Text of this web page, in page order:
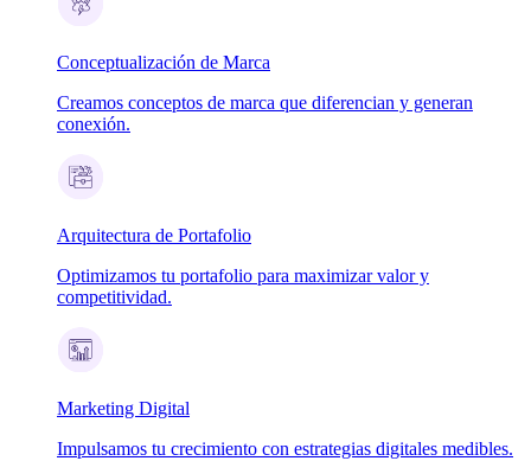
Conceptualización de Marca
Creamos conceptos de marca que diferencian y generan
conexión.
Arquitectura de Portafolio
Optimizamos tu portafolio para maximizar valor y
competitividad.
Marketing Digital
Impulsamos tu crecimiento con estrategias digitales medibles.